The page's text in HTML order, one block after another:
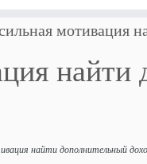
мотивация
найти
найти дополнительный